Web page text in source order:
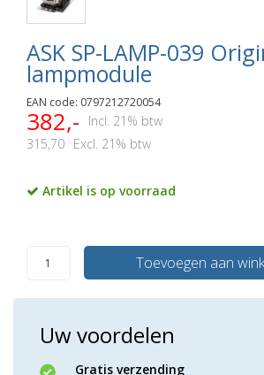
ASK SP-LAMP-039
lampmodule
EAN code: 0797212720054
382,-
Incl. 21% btw
315,70 Excl. 21% btw
Artikel is op voorraad
Toevoegen aan
Uw voordelen
Gratis verzending